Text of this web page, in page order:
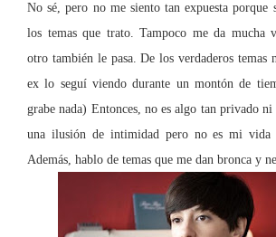
No sé, pero no me siento tan expuesta porque
los temas que trato. Tampoco me da mucha
otro también le pasa. De los verdaderos temas
ex lo seguí viendo durante un montón de
grabe nada) Entonces, no es algo tan privado
una ilusión de intimidad pero no es mi vida
Además, hablo de temas que me dan bronca y